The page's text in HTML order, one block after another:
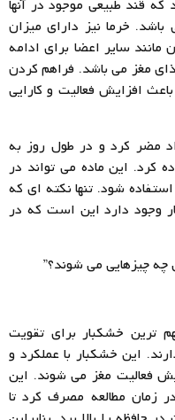
قند طبیعی موجود در آنها
خرما نیز دارای میزان
سایر اعضا برای ادامه
مغز می باشد. فراهم کردن
افزایش فعالیت و کارایی
مضر کرد و در طول روز به
کرد. این ماده می تواند در
شود. تنها نکته ای که
وجود دارد این است که در
چه چیزهایی می شوند؟”
ترین خشکبار برای تقویت
این خشکبار با عملکرد و
فعالیت مغز می شوند. این
زمان مطالعه مصرف کرد تا